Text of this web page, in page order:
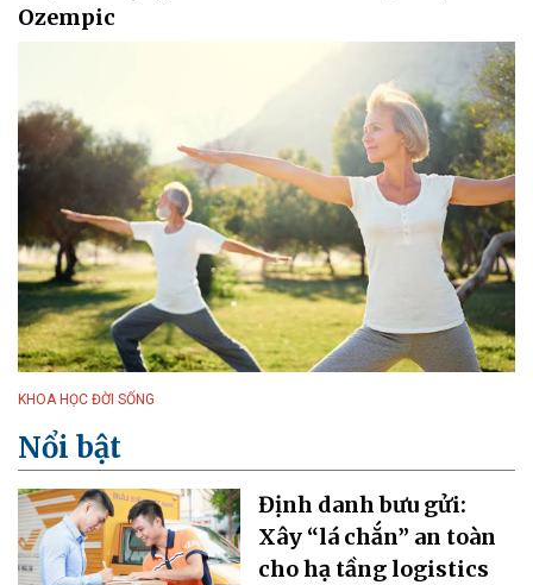
Ozempic
KHOA HỌC ĐỜI SỐNG
Nổi bật
Định danh bưu gửi:
Xây “lá chắn” an toàn
cho hạ tầng logistics